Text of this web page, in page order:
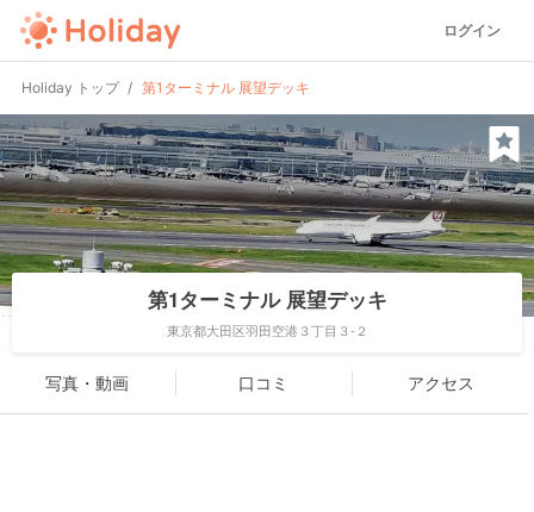
ログイン
Holiday トップ 第1ターミナル 展望デッキ
第1ターミナル 展望デッキ
東京都大田区羽田空港３丁目３-２
写真・動画 口コミ アクセス